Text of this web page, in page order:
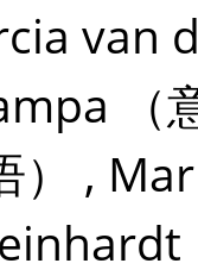
van
,